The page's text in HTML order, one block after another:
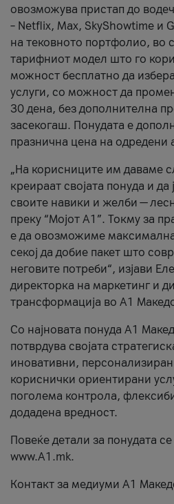
овозможува пристап до
– Netflix, Max, SkyShowtime и
на тековното портфолио, во
тарифниот модел што го
можност бесплатно да
услуги, со можност да
30 дена, без дополнителна
засекогаш. Понудата е
празнична цена на одредени
„На корисниците им даваме
креираат својата понуда и
своите навики и желби —
преку “Мојот А1”. Токму за
е да овозможиме
секој да добие пакет што
неговите потреби“, изјави
директорка на маркетинг и
трансформација во А1
Со најновата понуда А1
потврдува својата
иновативни,
кориснички ориентирани
поголема контрола,
додадена вредност.
Повеќе детали за понудата
www.А1.mk.
Контакт за медиуми А1